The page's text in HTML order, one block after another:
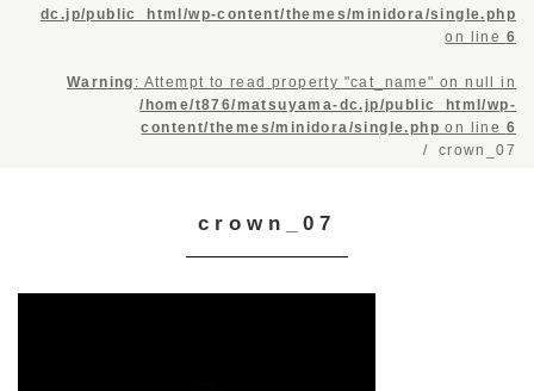
dc.jp/public_html/wp-content/themes/minidora/single.php
on line 6
Warning : Attempt to read property "cat_name" on null in
/home/t876/matsuyama-dc.jp/public_html/wp-
content/themes/minidora/single.php on line 6
crown_07
crown_07